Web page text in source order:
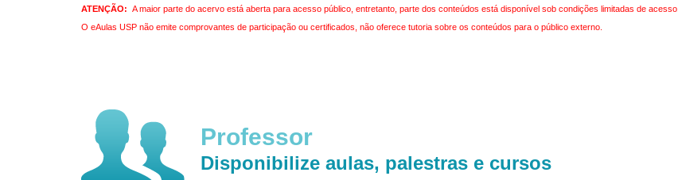
ATENÇÃO: A maior parte do acervo está aberta para acesso público, entretanto, parte dos conteúdos está disponível sob condições limitadas de acesso.
O eAulas USP não emite comprovantes de participação ou certificados, não oferece tutoria sobre os conteúdos para o público externo.
Professor
Disponibilize aulas, palestras e cursos